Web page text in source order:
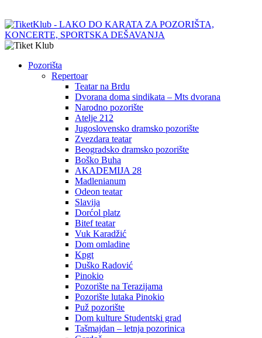
Pozorišta
Repertoar
Teatar na Brdu
Dvorana doma sindikata – Mts dvorana
Narodno pozorište
Atelje 212
Jugoslovensko dramsko pozorište
Zvezdara teatar
Beogradsko dramsko pozorište
Boško Buha
AKADEMIJA 28
Madlenianum
Odeon teatar
Slavija
Dorćol platz
Bitef teatar
Vuk Karadžić
Dom omladine
Kpgt
Duško Radović
Pinokio
Pozorište na Terazijama
Pozorište lutaka Pinokio
Puž pozorište
Dom kulture Studentski grad
Tašmajdan – letnja pozorinica